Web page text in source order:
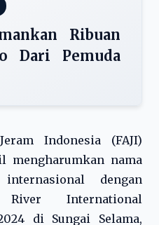
Ribuan
Dari Pemuda
Indonesia (FAJI)
mengharumkan nama
dengan
International
di Sungai Selama,